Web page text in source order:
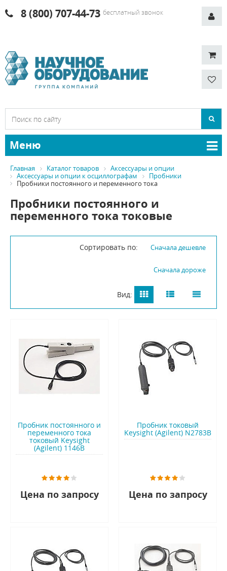
8 (800) 707-44-73 бесплатный звонок
Меню
Главная Каталог товаров
Аксессуары и опции
Аксессуары и опции к осциллографам
Пробники
Пробники постоянного и переменного тока
Пробники постоянного и
переменного тока токовые
Сортировать по: Сначала дешевле
Сначала дороже
Вид:
Пробник постоянного и
переменного тока
токовый Keysight
(Agilent) 1146B
Цена по запросу
Пробник токовый
Keysight (Agilent) N2783B
Цена по запросу